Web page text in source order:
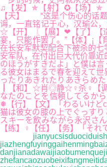
♫【发】✯【射】✪【场】✯
【天】 “这是个伤心的话题
诲，一直铭记于心，汉瑜公
☆【开】〖【展】❤【了】【
宴，只能作罢了。”【体】¡
在长安军默契配合下被杀的
安军队，在付出巨大代价靠
のほうがすきだよ」と僕は
る彼女はまるで春を迎えて
ったりあきれたりあきらめ
┃【和】☆肖◎静☆♀杀♀【调
なたのことを信頼してるか
❅【行】【文】「わるいけど
猫は彼女の膝の上でぐっす
スキーを飲みながら永沢さ
【练】♀【任】【务】「それ